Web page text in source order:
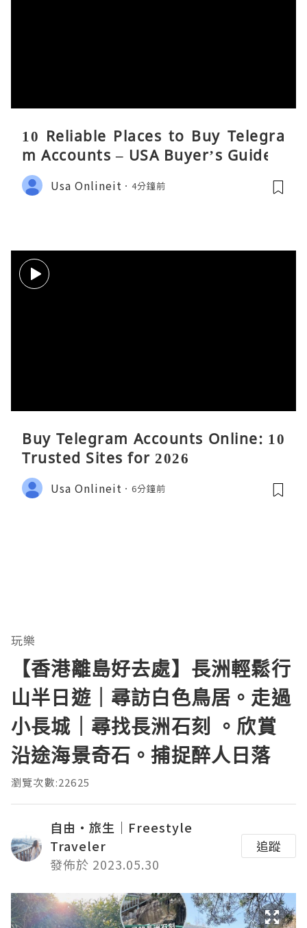
10 Reliable Places to Buy Telegra
m Accounts – USA Buyer’s Guide
Usa Onlineit 4分鐘前
Buy Telegram Accounts Online: 10
Trusted Sites for 2026
Usa Onlineit 6分鐘前
玩樂
【香港離島好去處】長洲輕鬆行
山半日遊｜尋訪白色鳥居。走過
小長城｜尋找長洲石刻 。欣賞
沿途海景奇石。捕捉醉人日落
瀏覽次數:22625
自由・旅生｜Freestyle
Traveler
發佈於 2023.05.30
追蹤